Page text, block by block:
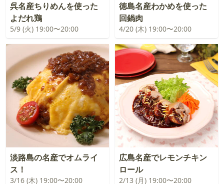
呉名産ちりめんを使った
よだれ鶏
5/9 (火) 19:00〜20:00
徳島名産わかめを使った
回鍋肉
4/20 (木) 19:00〜20:00
淡路島の名産でオムライ
ス！
3/16 (木) 19:00〜20:00
広島名産でレモンチキン
ロール
2/13 (月) 19:00〜20:00